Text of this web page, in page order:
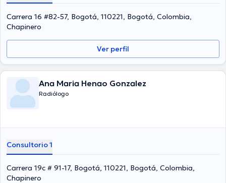
Alvaro Ariza Fonseca ha participado en abundantes conferencias
con la finalidad de tener una formación continua en su campo de
especialización y ha publicado numerosos artículos. Español es el
idioma principal que maneja el Dr.
Carrera 16 #82-57, Bogotá, 110221, Bogotá, Colombia,
Chapinero
Ver perfil
Ana Maria Henao Gonzalez
Radiólogo
Consultorio 1
Carrera 19c # 91-17, Bogotá, 110221, Bogotá, Colombia,
Chapinero